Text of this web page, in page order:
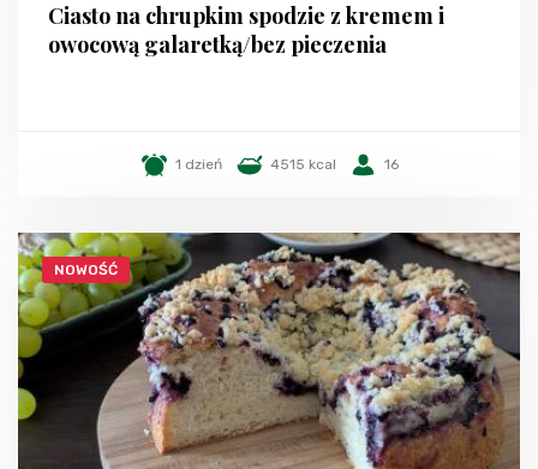
Ciasto na chrupkim spodzie z kremem i
owocową galaretką/bez pieczenia
1 dzień 4515 kcal 16
NOWOŚĆ